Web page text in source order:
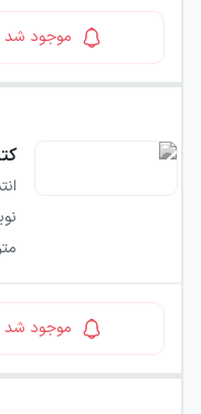
موجود شد
موجود شد